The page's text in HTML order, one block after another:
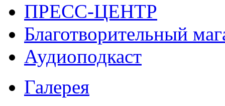
ПРЕСС-ЦЕНТР
Благотворительный
Аудиоподкаст
Галерея